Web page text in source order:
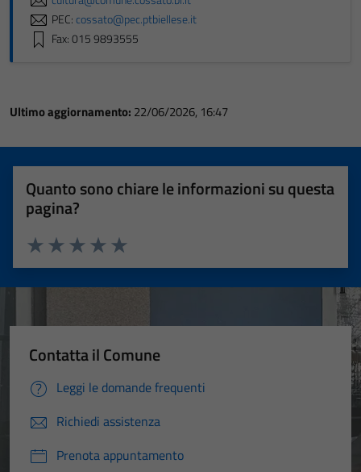
PEC:cossato@pec.ptbiellese.it
Fax: 015 9893555
Ultimo aggiornamento: 22/06/2026, 16:47
Quanto sono chiare le informazioni su questa
pagina?
Valuta 5 stelle su 5
Valuta 4 stelle su 5
Valuta 3 stelle su 5
Valuta 2 stelle su 5
Valuta 1 stelle su 5
Contatta il Comune
Leggi le domande frequenti
Richiedi assistenza
Prenota appuntamento